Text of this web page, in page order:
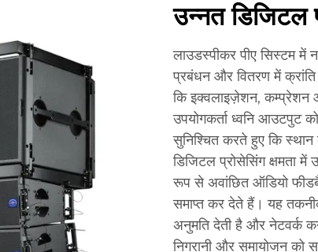
उन्नत डिजिटल
लाउडस्पीकर पीए सिस्टम में
प्रबंधन और वितरण में क्रांति
कि इक्वलाइज़ेशन, कम्प्रेशन
उपयोगकर्ता ध्वनि आउटपुट
सुनिश्चित करते हुए कि
डिजिटल प्रोसेसिंग क्षमता में
रूप से अवांछित ऑडियो
समाप्त कर देते हैं। यह
अनुमति देती है और नेटवर्क
निगरानी और समायोजन को